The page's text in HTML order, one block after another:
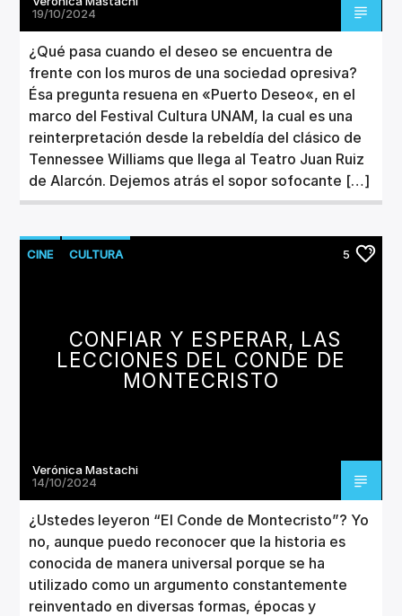
19/10/2024
¿Qué pasa cuando el deseo se encuentra de
frente con los muros de una sociedad opresiva?
Ésa pregunta resuena en «Puerto Deseo«, en el
marco del Festival Cultura UNAM, la cual es una
reinterpretación desde la rebeldía del clásico de
Tennessee Williams que llega al Teatro Juan Ruiz
de Alarcón. Dejemos atrás el sopor sofocante […]
CINE CULTURA 5
CONFIAR Y ESPERAR, LAS
LECCIONES DEL CONDE DE
MONTECRISTO
Verónica Mastachi
14/10/2024
¿Ustedes leyeron “El Conde de Montecristo”? Yo
no, aunque puedo reconocer que la historia es
conocida de manera universal porque se ha
utilizado como un argumento constantemente
reinventado en diversas formas, épocas y